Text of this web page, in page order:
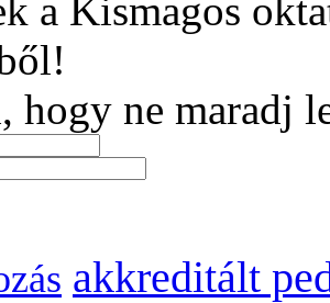
a Kismagos
hogy ne maradj
akkreditált